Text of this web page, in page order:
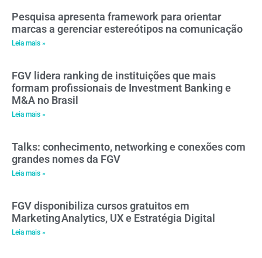
Pesquisa apresenta framework para orientar
marcas a gerenciar estereótipos na comunicação
Leia mais »
FGV lidera ranking de instituições que mais
formam profissionais de Investment Banking e
M&A no Brasil
Leia mais »
Talks: conhecimento, networking e conexões com
grandes nomes da FGV
Leia mais »
FGV disponibiliza cursos gratuitos em
Marketing Analytics, UX e Estratégia Digital
Leia mais »